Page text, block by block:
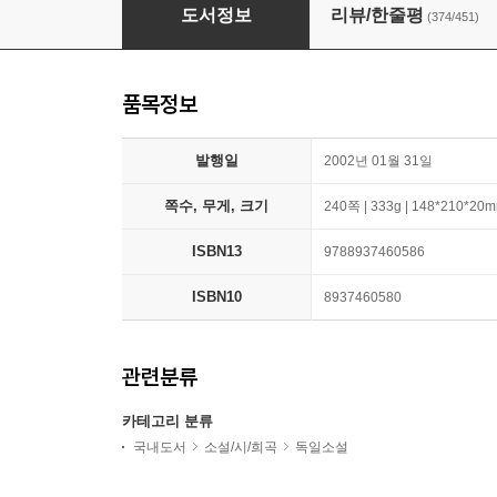
싯다르타
도서정보 리뷰/한줄평 (374/451)
품목정보
발행일 2002년 01월 31일
쪽수, 무게, 크기 240쪽 | 333g |
ISBN13 9788937460586
ISBN10 8937460580
관련분류
카테고리 분류
국내도서 소설/시/희곡 독일소설